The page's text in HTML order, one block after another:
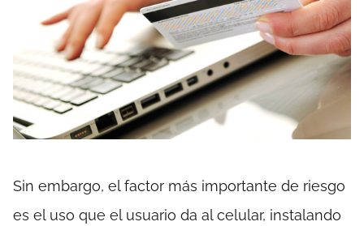
Sin embargo, el factor más importante de riesgo
es el uso que el usuario da al celular, instalando